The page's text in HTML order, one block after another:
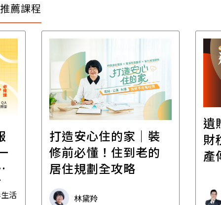
推薦課程
活
打造安心住的家｜裝
修前必懂！住到老的
居住規劃全攻略
林黛羚
遺
財
產